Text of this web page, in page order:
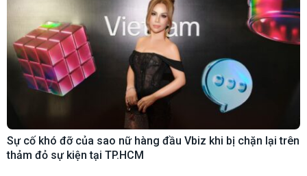
Sự cố khó đỡ của sao nữ hàng đầu Vbiz khi bị chặn lại trên
thảm đỏ sự kiện tại TP.HCM